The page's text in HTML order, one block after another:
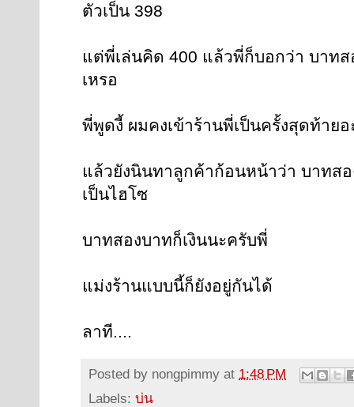
ตัวเป็น 398
แต่พี่เล่นคิด 400 แล้วพี่ก็บอกว่า บาทส
เหรอ
พี่พูดงี้ ผมคงเข้าร้านพี่เป็นครั้งสุดท้ายอ
แล้วยังนินทาลูกค้าก้อนหน้าว่า บาทสอ
เป็นไฮโซ
บาทสองบาทก็เงินนะครับพี่
แม่งร้านแบบนี้ก็ยังอยู่กันได้
ลาที....
Posted by nongpimmy at 1:48 PM
Labels: บ่น